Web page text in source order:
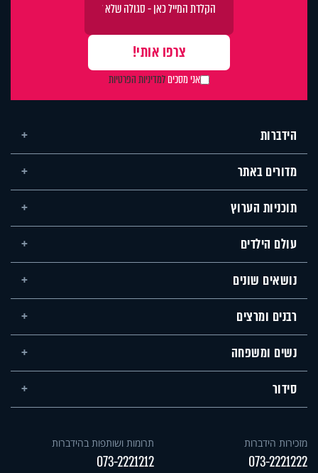
אני מסכיםלמדיניות הפרטיות
הידברות
מדורים באתר
תוכניות הערוץ
עולם הילדים
נושאים שונים
רבנים ומרצים
נשים ומשפחה
סידור
מזכירות הידברות
073-2221222
תרומות ושותפות בהידברות
073-2221212